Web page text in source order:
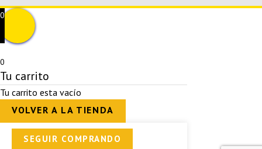
0
0
Tu carrito
Tu carrito esta vacío
VOLVER A LA TIENDA
SEGUIR COMPRANDO